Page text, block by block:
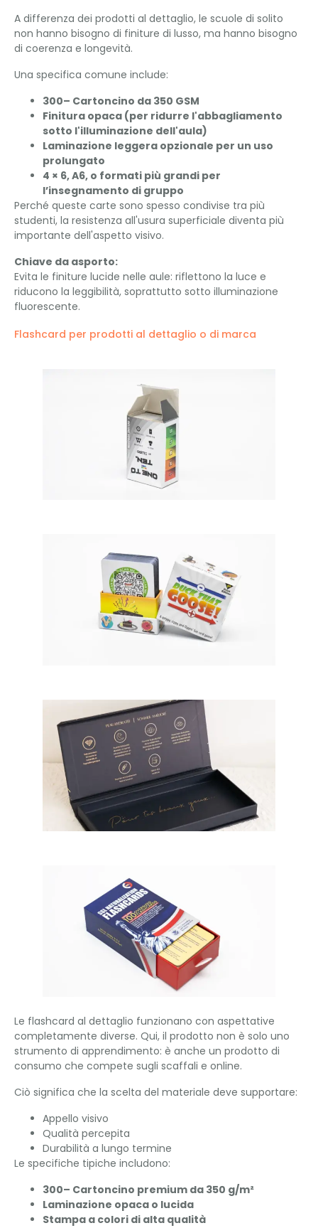
A differenza dei prodotti al dettaglio, le scuole di solito
non hanno bisogno di finiture di lusso, ma hanno bisogno
di coerenza e longevità.
Una specifica comune include:
300– Cartoncino da 350 GSM
Finitura opaca (per ridurre l'abbagliamento
sotto l'illuminazione dell'aula)
Laminazione leggera opzionale per un uso
prolungato
4 × 6, A6, o formati più grandi per
l’insegnamento di gruppo
Perché queste carte sono spesso condivise tra più
studenti, la resistenza all'usura superficiale diventa più
importante dell'aspetto visivo.
Chiave da asporto:
Evita le finiture lucide nelle aule: riflettono la luce e
riducono la leggibilità, soprattutto sotto illuminazione
fluorescente.
Flashcard per prodotti al dettaglio o di marca
Le flashcard al dettaglio funzionano con aspettative
completamente diverse. Qui, il prodotto non è solo uno
strumento di apprendimento: è anche un prodotto di
consumo che compete sugli scaffali e online.
Ciò significa che la scelta del materiale deve supportare:
Appello visivo
Qualità percepita
Durabilità a lungo termine
Le specifiche tipiche includono:
300– Cartoncino premium da 350 g/m²
Laminazione opaca o lucida
Stampa a colori di alta qualità